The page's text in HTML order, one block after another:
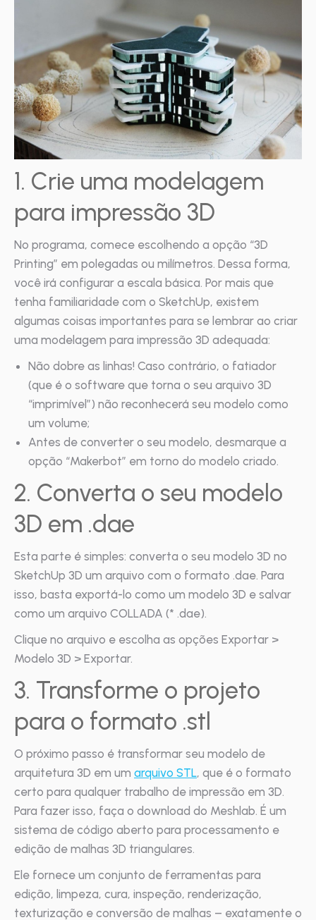
1. Crie uma modelagem
para impressão 3D
No programa, comece escolhendo a opção “3D
Printing” em polegadas ou milímetros. Dessa forma,
você irá configurar a escala básica. Por mais que
tenha familiaridade com o SketchUp, existem
algumas coisas importantes para se lembrar ao criar
uma modelagem para impressão 3D adequada:
Não dobre as linhas! Caso contrário, o fatiador
(que é o software que torna o seu arquivo 3D
“imprimível”) não reconhecerá seu modelo como
um volume;
Antes de converter o seu modelo, desmarque a
opção “Makerbot” em torno do modelo criado.
2. Converta o seu modelo
3D em .dae
Esta parte é simples: converta o seu modelo 3D no
SketchUp 3D um arquivo com o formato .dae. Para
isso, basta exportá-lo como um modelo 3D e salvar
como um arquivo COLLADA (* .dae).
Clique no arquivo e escolha as opções Exportar >
Modelo 3D > Exportar.
3. Transforme o projeto
para o formato .stl
O próximo passo é transformar seu modelo de
arquitetura 3D em um arquivo STL, que é o formato
certo para qualquer trabalho de impressão em 3D.
Para fazer isso, faça o download do Meshlab. É um
sistema de código aberto para processamento e
edição de malhas 3D triangulares.
Ele fornece um conjunto de ferramentas para
edição, limpeza, cura, inspeção, renderização,
texturização e conversão de malhas – exatamente o